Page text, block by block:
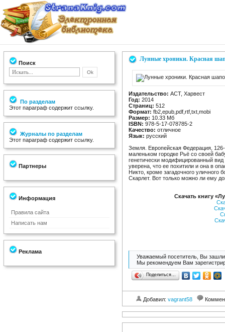
Поиск
По разделам
Этот параграф содержит ссылку.
Журналы по разделам
Этот параграф содержит ссылку.
Партнеры
Информация
Правила сайта
Написать нам
Реклама
Лунные хроники. Красная
Издательство: АСТ, Харвест
Год: 2014
Страниц: 512
Формат: fb2,epub,pdf,rtf,txt,mobi
Размер: 10.33 Мб
ISBN: 978-5-17-078785-2
Качество: отличное
Язык: русский
Земля. Европейская Федерация,
маленьком городке Рьё со своей
генетически модифицированный
уверена, что ее похитили и она в
Никто, кроме загадочного уличного
Скарлет. Вот только можно ли ему
Скачать книгу
Уважаемый посетитель, Вы зашли
Мы рекомендуем Вам
Поделиться…
Добавил: vagrant58